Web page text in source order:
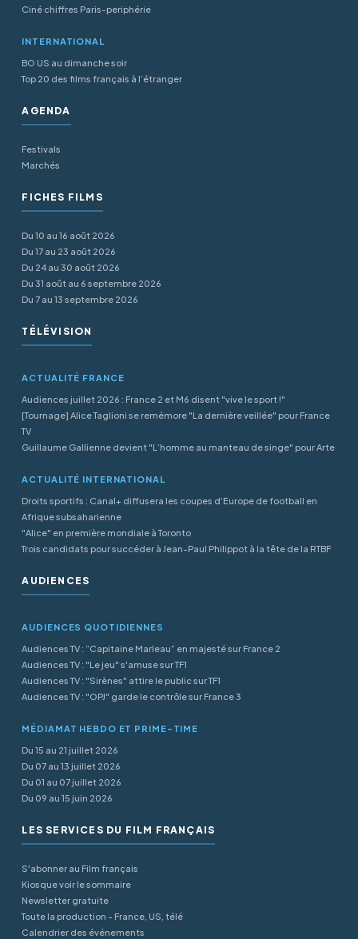
Ciné chiffres Paris-periphérie
INTERNATIONAL
BO US au dimanche soir
Top 20 des films français à l’étranger
AGENDA
Festivals
Marchés
FICHES FILMS
Du 10 au 16 août 2026
Du 17 au 23 août 2026
Du 24 au 30 août 2026
Du 31 août au 6 septembre 2026
Du 7 au 13 septembre 2026
TÉLÉVISION
ACTUALITÉ FRANCE
Audiences juillet 2026 : France 2 et M6 disent "vive le sport !"
[Tournage] Alice Taglioni se remémore "La dernière veillée" pour France
TV
Guillaume Gallienne devient "L’homme au manteau de singe" pour Arte
ACTUALITÉ INTERNATIONAL
Droits sportifs : Canal+ diffusera les coupes d’Europe de football en
Afrique subsaharienne
"Alice" en première mondiale à Toronto
Trois candidats pour succéder à Jean-Paul Philippot à la tête de la RTBF
AUDIENCES
AUDIENCES QUOTIDIENNES
Audiences TV : “Capitaine Marleau” en majesté sur France 2
Audiences TV : "Le jeu" s'amuse sur TF1
Audiences TV : "Sirènes" attire le public sur TF1
Audiences TV : "OPJ" garde le contrôle sur France 3
MÉDIAMAT HEBDO ET PRIME-TIME
Du 15 au 21 juillet 2026
Du 07 au 13 juillet 2026
Du 01 au 07 juillet 2026
Du 09 au 15 juin 2026
LES SERVICES DU FILM FRANÇAIS
S'abonner au Film français
Kiosque voir le sommaire
Newsletter gratuite
Toute la production - France, US, télé
Calendrier des événements